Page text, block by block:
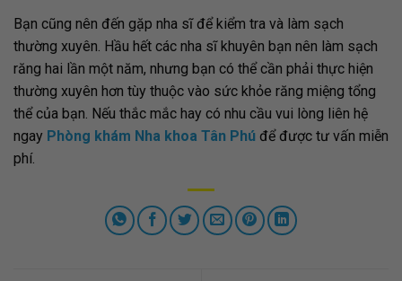
Bạn cũng nên đến gặp nha sĩ để kiểm tra và làm sạch
thường xuyên. Hầu hết các nha sĩ khuyên bạn nên làm sạch
răng hai lần một năm, nhưng bạn có thể cần phải thực hiện
thường xuyên hơn tùy thuộc vào sức khỏe răng miệng tổng
thể của bạn. Nếu thắc mắc hay có nhu cầu vui lòng liên hệ
ngay Phòng khám Nha khoa Tân Phú để được tư vấn miễn
phí.